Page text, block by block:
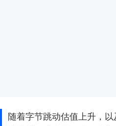
随着字节跳动估值上升，